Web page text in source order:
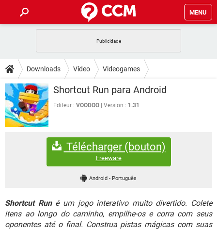
MENU
CELULAR FACEBOOK
OUTLOOK EXCEL
INSTAGRAM GMAIL
GUIA DE COMPRAS
DICAS
JOGOS WHATSAPP
CELULAR
OUTLOOK
GUIA DE COMPRAS
DOWNLOADS
JOGOS WHATSAPP
CELULAR
EXCEL
GMAIL
FÓRUM
FACEBOOK
EXCEL
GMAIL
WHATSAPP
INSTAGRAM GMAIL
GUIA DE COMPRAS
Downloads Vídeo Videogames
Shortcut Run para Android
Editeur : VOODOO Version : 1.31
Télécharger (bouton)
Freeware
Android - Português
Shortcut Runé um jogo interativo muito divertido. Colete
itens ao longo do caminho, empilhe-os e corra com seus
oponentes até o final. Construa pistas mágicas com suas